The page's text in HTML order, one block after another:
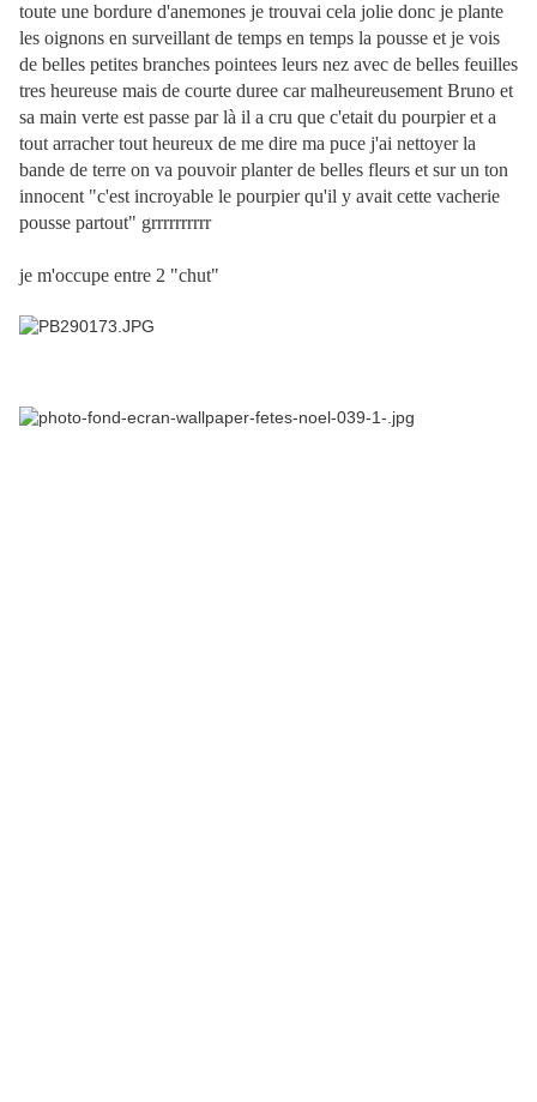
toute une bordure d'anemones je trouvai cela jolie donc je plante
les oignons en surveillant de temps en temps la pousse et je vois
de belles petites branches pointees leurs nez avec de belles feuilles
tres heureuse mais de courte duree car malheureusement Bruno et
sa main verte est passe par là il a cru que c'etait du pourpier et a
tout arracher tout heureux de me dire ma puce j'ai nettoyer la
bande de terre on va pouvoir planter de belles fleurs et sur un ton
innocent "c'est incroyable le pourpier qu'il y avait cette vacherie
pousse partout" grrrrrrrrrr
je m'occupe entre 2 "chut"